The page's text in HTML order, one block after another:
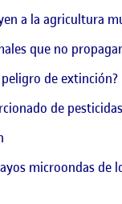
a la agricultura
que no
de extinción?
de pesticidas
microondas de